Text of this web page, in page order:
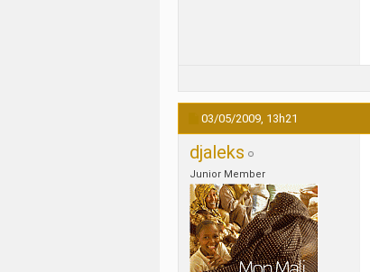
03/05/2009, 13h21
djaleks
Junior Member